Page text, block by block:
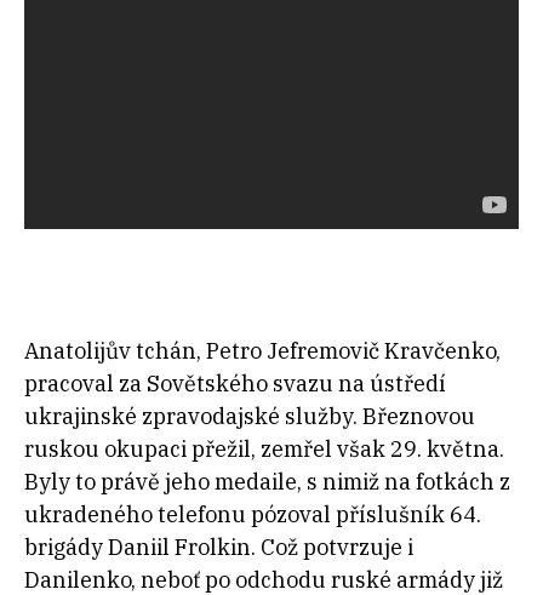
Anatolijův tchán, Petro Jefremovič Kravčenko,
pracoval za Sovětského svazu na ústředí
ukrajinské zpravodajské služby. Březnovou
ruskou okupaci přežil, zemřel však 29. května.
Byly to právě jeho medaile, s nimiž na fotkách z
ukradeného telefonu pózoval příslušník 64.
brigády Daniil Frolkin. Což potvrzuje i
Danilenko, neboť po odchodu ruské armády již